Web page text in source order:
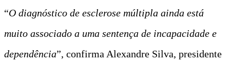
“O diagnóstico de esclerose múltipla ainda está
muito associado a uma sentença de incapacidade e
dependência”, confirma Alexandre Silva, presidente